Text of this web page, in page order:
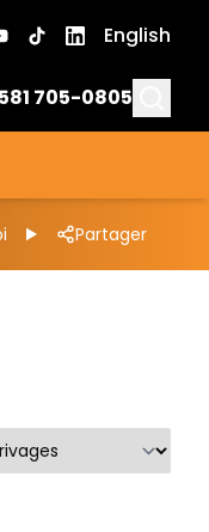
English
581 705-0805
Partager